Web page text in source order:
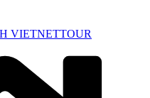
VIETNETTOUR